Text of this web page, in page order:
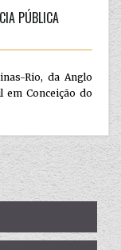
PÚBLICA
Rio, da Anglo
em Conceição do